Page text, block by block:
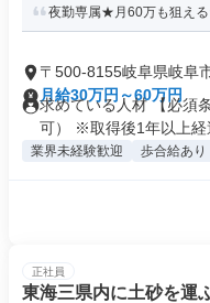
夜勤専属★月60万も狙え
〒500-8155岐阜県岐阜
月給30万円～60万円
求めている人材 【必須
可） ※取得後1年以上経
業界未経験歓迎 歩合給あり
正社員
東海三県内に土砂を運